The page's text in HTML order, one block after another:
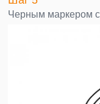
Черным маркером